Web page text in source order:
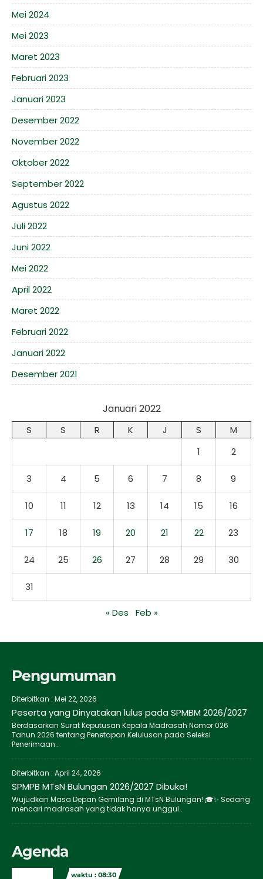
Mei 2024
Mei 2023
Maret 2023
Februari 2023
Januari 2023
Desember 2022
November 2022
Oktober 2022
September 2022
Agustus 2022
Juli 2022
Juni 2022
Mei 2022
April 2022
Maret 2022
Februari 2022
Januari 2022
Desember 2021
Januari 2022
S S R K J S
M
1
2
3 4 5 6 7 8 9
10 11 12 13 14 15 16
17 18 19 20 21 22 23
24 25 26 27 28 29 30
31
« Des Feb »
Pengumuman
Diterbitkan : Mei 22, 2026
Peserta yang Dinyatakan lulus pada SPMBM 2026/2027
Berdasarkan Surat Keputusan Kepala Madrasah Nomor 026
Tahun 2026 tentang Penetapan Kelulusan pada Seleksi
Penerimaan..
Diterbitkan : April 24, 2026
SPMPB MTsN Bulungan 2026/2027 Dibuka!
Wujudkan Masa Depan Gemilang di MTsN Bulungan! 🎓✨ Sedang
mencari madrasah yang tidak hanya unggul..
Agenda
waktu : 08:30